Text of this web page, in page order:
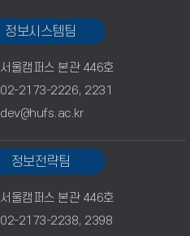
정보시스템팀
서울캠퍼스 본관 446호
02-2173-2226, 2231
dev@hufs.ac.kr
정보전략팀
서울캠퍼스 본관 446호
02-2173-2238, 2398